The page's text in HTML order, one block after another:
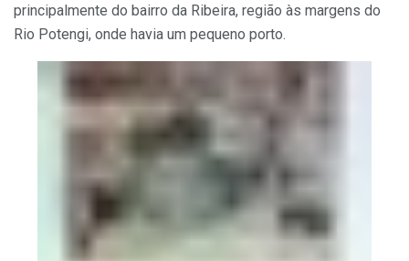
principalmente do bairro da Ribeira, região às margens do
Rio Potengi, onde havia um pequeno porto.